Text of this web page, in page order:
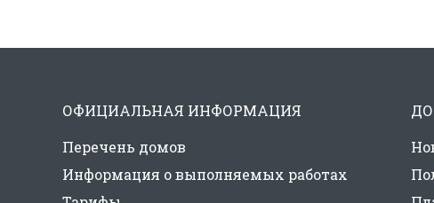
ОФИЦИАЛЬНАЯ ИНФОРМАЦИЯ
Перечень домов
Информация о выполняемых работах